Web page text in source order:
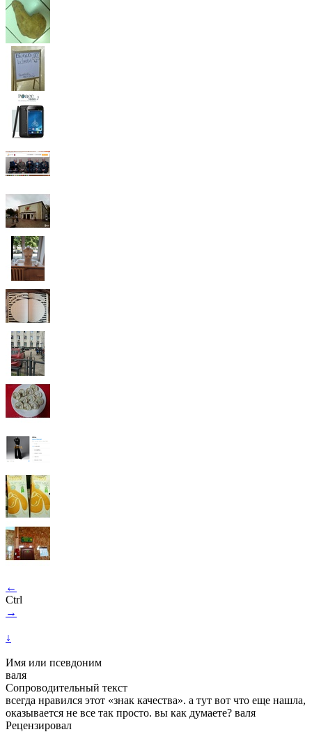
←
Ctrl
→
↓
Имя или псевдоним
валя
Сопроводительный текст
всегда нравился этот «знак качества». а тут вот что еще нашла,
оказывается не все так просто. вы как думаете? валя
Рецензировал